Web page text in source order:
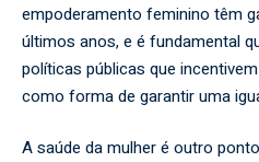
empoderamento feminino têm
últimos anos, e é fundamental
políticas públicas que
como forma de garantir uma
A saúde da mulher é outro